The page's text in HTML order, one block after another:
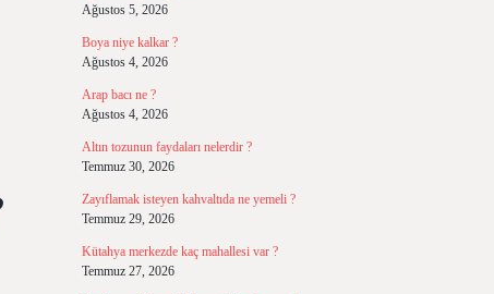
Ağustos 5, 2026
Boya niye kalkar ?
Ağustos 4, 2026
Arap bacı ne ?
Ağustos 4, 2026
Altın tozunun faydaları nelerdir ?
Temmuz 30, 2026
Zayıflamak isteyen kahvaltıda ne yemeli ?
Temmuz 29, 2026
Kütahya merkezde kaç mahallesi var ?
Temmuz 27, 2026